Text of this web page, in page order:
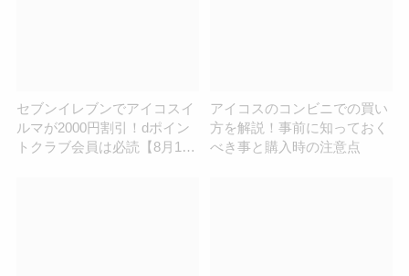
セブンイレブンでアイコスイ
ルマが2000円割引！dポイン
トクラブ会員は必読【8月13
アイコスのコンビニでの買い
方を解説！事前に知っておく
べき事と購入時の注意点